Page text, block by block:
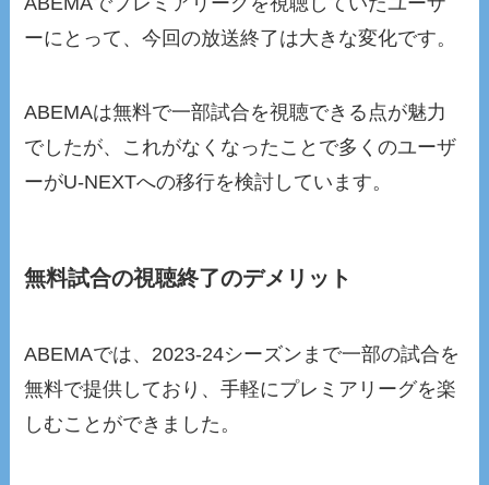
ーにとって、今回の放送終了は大きな変化です。
ABEMAは無料で一部試合を視聴できる点が魅力
でしたが、これがなくなったことで多くのユーザ
ーがU-NEXTへの移行を検討しています。
無料試合の視聴終了のデメリット
ABEMAでは、2023-24シーズンまで一部の試合を
無料で提供しており、手軽にプレミアリーグを楽
しむことができました。